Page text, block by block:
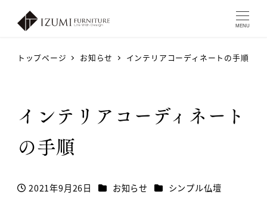
MENU
トップページ お知らせ インテリアコーディネートの手順
インテリアコーディネート
の手順
投稿日
2021年9月26日 カテゴリー
お知らせ カテゴリー
シンプル仏壇